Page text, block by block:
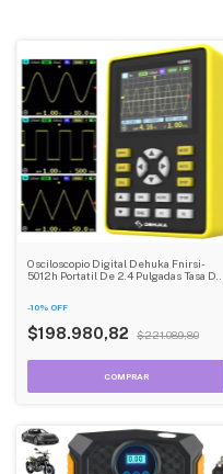
Osciloscopio Digital Dehuka Fnirsi-
5012h Portatil De 2.4 Pulgadas Tasa De
-10% OFF
$198.980,82 $221.089,80